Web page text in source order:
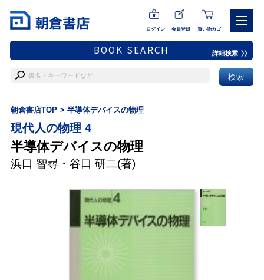
ログイン 会員登録 買い物カゴ
BOOK SEARCH 詳細検索
朝倉書店TOP 半導体デバイスの物理
現代人の物理 4
半導体デバイスの物理
浜口 智尋・ 谷口 研二(著)